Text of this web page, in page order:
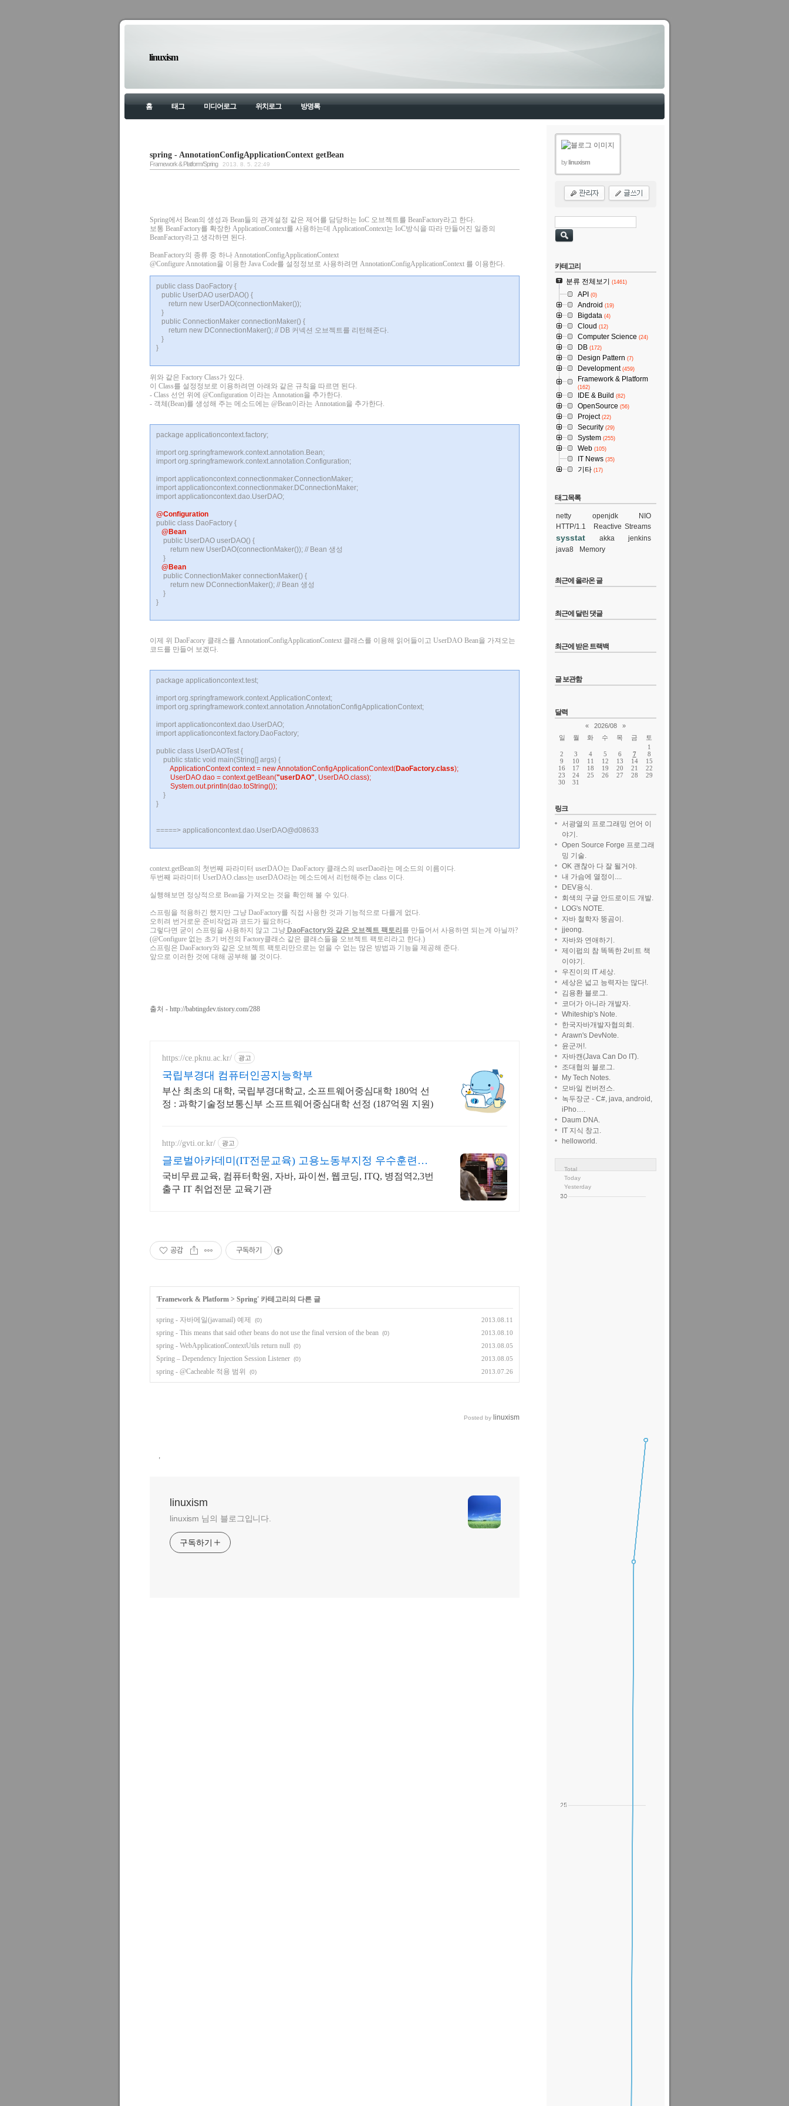
linuxism
홈 태그 미디어로그 위치로그 방명록
spring - AnnotationConfigApplicationContext getBean
Framework & Platform/Spring 2013. 8. 5. 22:49
Spring에서 Bean의 생성과 Bean들의 관계설정 같은 제어를 담당하는 IoC 오브젝트를 BeanFactory라고 한다.
보통 BeanFactory를 확장한 ApplicationContext를 사용하는데 ApplicationContext는 IoC방식을 따라 만들어진 일종의
BeanFactory라고 생각하면 된다.
BeanFactory의 종류 중 하나 AnnotationConfigApplicationContext
@Configure Annotation을 이용한 Java Code를 설정정보로 사용하려면 AnnotationConfigApplicationContext 를 이용한다.
public class DaoFactory {
public UserDAO userDAO() {
return new UserDAO(connectionMaker());
}
public ConnectionMaker connectionMaker() {
return new DConnectionMaker(); // DB 커넥션 오브젝트를 리턴해준다.
}
}
위와 같은 Factory Class가 있다.
이 Class를 설정정보로 이용하려면 아래와 같은 규칙을 따르면 된다.
- Class 선언 위에 @Configuration 이라는 Annotation을 추가한다.
- 객체(Bean)를 생성해 주는 메소드에는 @Bean이라는 Annotation을 추가한다.
package applicationcontext.factory;
import org.springframework.context.annotation.Bean;
import org.springframework.context.annotation.Configuration;
import applicationcontext.connectionmaker.ConnectionMaker;
import applicationcontext.connectionmaker.DConnectionMaker;
import applicationcontext.dao.UserDAO;
@Configuration
public class DaoFactory {
@Bean
public UserDAO userDAO() {
return new UserDAO(connectionMaker()); // Bean 생성
}
@Bean
public ConnectionMaker connectionMaker() {
return new DConnectionMaker(); // Bean 생성
}
}
이제 위 DaoFacory 클래스를 AnnotationConfigApplicationContext 클래스를 이용해 읽어들이고 UserDAO Bean을 가져오는
코드를 만들어 보겠다.
package applicationcontext.test;
import org.springframework.context.ApplicationContext;
import org.springframework.context.annotation.AnnotationConfigApplicationContext;
import applicationcontext.dao.UserDAO;
import applicationcontext.factory.DaoFactory;
public class UserDAOTest {
public static void main(String[] args) {
ApplicationContext context = new AnnotationConfigApplicationContext(DaoFactory.class);
UserDAO dao = context.getBean("userDAO", UserDAO.class);
System.out.println(dao.toString());
}
}
=====> applicationcontext.dao.UserDAO@d08633
context.getBean의 첫번째 파라미터 userDAO는 DaoFactory 클래스의 userDao라는 메소드의 이름이다.
두번째 파라미터 UserDAO.class는 userDAO라는 메소드에서 리턴해주는 class 이다.
실행해보면 정상적으로 Bean을 가져오는 것을 확인해 볼 수 있다.
스프링을 적용하긴 했지만 그냥 DaoFactory를 직접 사용한 것과 기능적으로 다를게 없다.
오히려 번거로운 준비작업과 코드가 필요하다.
그렇다면 굳이 스프링을 사용하지 않고 그냥 DaoFactory와 같은 오브젝트 팩토리 를 만들어서 사용하면 되는게 아닐까?
(@Configure 없는 초기 버전의 Factory클래스 같은 클래스들을 오브젝트 팩토리라고 한다.)
스프링은 DaoFactory와 같은 오브젝트 팩토리만으로는 얻을 수 없는 많은 방법과 기능을 제공해 준다.
앞으로 이러한 것에 대해 공부해 볼 것이다.
출처 - http://babtingdev.tistory.com/288
https://ce.pknu.ac.kr/ 광고
국립부경대 컴퓨터인공지능학부
부산 최초의 대학, 국립부경대학교, 소프트웨어중심대학 180억 선
정 : 과학기술정보통신부 소프트웨어중심대학 선정 (187억원 지원)
http://gvti.or.kr/ 광고
글로벌아카데미(IT전문교육) 고용노동부지정 우수훈련기
관
국비무료교육, 컴퓨터학원, 자바, 파이썬, 웹코딩, ITQ, 병점역2,3번
출구 IT 취업전문 교육기관
공감 구독하기
'Framework & Platform > Spring' 카테고리의 다른 글
spring - 자바메일(javamail) 예제 (0) 2013.08.11
spring - This means that said other beans do not use the final version of the bean (0) 2013.08.10
spring - WebApplicationContextUtils return null (0) 2013.08.05
Spring – Dependency Injection Session Listener (0) 2013.08.05
spring - @Cacheable 적용 범위 (0) 2013.07.26
Posted by linuxism
,
linuxism
linuxism 님의 블로그입니다.
구독하기
bylinuxism
카테고리
분류 전체보기
(1461)
API (0)
Android (19)
Bigdata (4)
Cloud (12)
Computer Science (24)
DB (172)
Design Pattern (7)
Development(459)
Framework & Platform
(162)
IDE & Build (82)
OpenSource (56)
Project(22)
Security (29)
System (255)
Web (105)
IT News (35)
기타 (17)
태그목록
netty openjdk
NIO
HTTP/1.1
Reactive Streams
sysstat akka
jenkins
java8
Memory
최근에 올라온 글
최근에 달린 댓글
최근에 받은 트랙백
글 보관함
달력
« 2026/08
»
일
월 화 수 목 금
토
1
2
3 4 5 6 7
8
9
10 11 12 13 14
15
16
17 18 19 20 21
22
23
24 25 26 27 28
29
30
31
링크
서광열의 프로그래밍 언어 이
야기.
Open Source Forge 프로그래
밍 기술.
OK 괜찮아 다 잘 될거야.
내 가슴에 열정이....
DEV용식.
회색의 구글 안드로이드 개발.
LOG's NOTE.
자바 철학자 뚱곰이.
jjeong.
자바와 연애하기.
제이펍의 참 똑똑한 2비트 책
이야기.
우진이의 IT 세상.
세상은 넓고 능력자는 많다!.
김용환 블로그.
코더가 아니라 개발자.
Whiteship's Note.
한국자바개발자협의회.
Arawn's DevNote.
윤군꺼!.
자바캔(Java Can Do IT).
조대협의 블로그.
My Tech Notes.
모바일 컨버전스.
녹두장군 - C#, java, android,
iPho….
Daum DNA.
IT 지식 창고.
helloworld.
Total
Today
Yesterday